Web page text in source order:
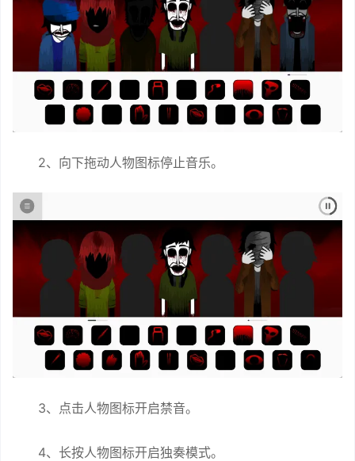
2、向下拖动人物图标停止音乐。
3、点击人物图标开启禁音。
4、长按人物图标开启独奏模式。